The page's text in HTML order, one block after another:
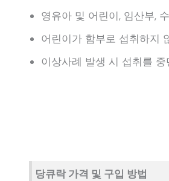
영유아 및 어린이, 임산부,
어린이가 함부로 섭취하지
이상사례 발생 시 섭취를
당큐락 가격 및 구입 방법